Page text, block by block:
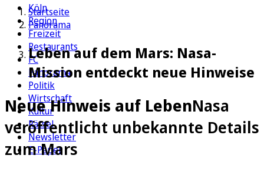
Köln
Region
Freizeit
Restaurants
FC
Panorama
Politik
Wirtschaft
Kultur
Rätsel
Newsletter
E-Paper
Startseite
Panorama
Leben auf dem Mars: Nasa-
Mission entdeckt neue Hinweise
Neue Hinweis auf LebenNasa
veröffentlicht unbekannte Details
zum Mars